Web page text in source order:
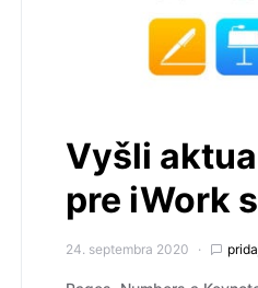
Vyšli
pre iWork
24. septembra 2020